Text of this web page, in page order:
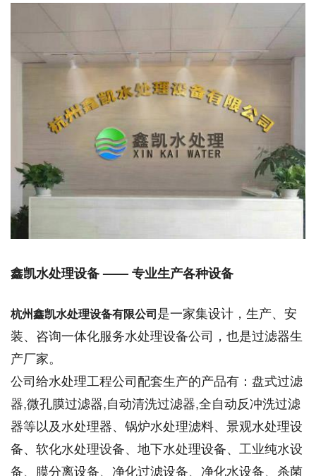
鑫凯水处理设备 ——专业生产各种设备
杭州鑫凯水处理设备有限公司是一家集设计，生产、安
装、咨询一体化服务水处理设备公司，也是过滤器生
产厂家。
公司给水处理工程公司配套生产的产品有：盘式过滤
器,微孔膜过滤器,自动清洗过滤器,全自动反冲洗过滤
器等以及水处理器、锅炉水处理滤料、景观水处理设
备、软化水处理设备、地下水处理设备、工业纯水设
备、膜分离设备、净化过滤设备、净化水设备、杀菌